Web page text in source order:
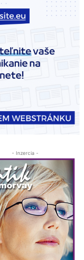
- Inzercia -